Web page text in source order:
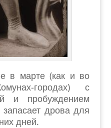
в марте (как и во
городах) с
и пробуждением
дрова для
дней.